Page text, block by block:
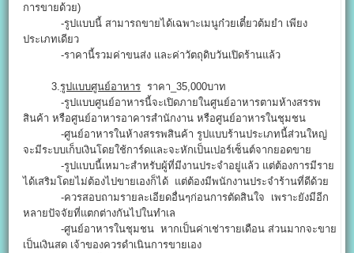
การขายด้วย)
-รูปแบบนี้ สามารถขายได้เฉพาะเมนูก๋วยเตี๋ยวต้มยำ เพียง
ประเภทเดียว
-ราคานี้รวมค่าขนส่ง และค่าวัตถุดิบวันเปิดร้านแล้ว
3.รูปแบบศูนย์อาหาร ราคา_35,000บาท
-รูปแบบศูนย์อาหารนี้จะเปิดภายในศูนย์อาหารตามห้างสรรพ
สินค้า หรือศูนย์อาหารอาคารสำนักงาน หรือศูนย์อาหารในชุมชน
-ศูนย์อาหารในห้างสรรพสินค้า รูปแบบร้านประเภทนี้ส่วนใหญ่
จะมีระบบเก็บเงินโดยใช้การ์ดและจะหักเป็นเปอร์เซ็นต์จากยอดขาย
-รูปแบบนี้เหมาะสำหรับผู้ที่มีงานประจำอยู่แล้ว แต่ต้องการมีราย
ได้เสริมโดยไม่ต้องไปขายเองก็ได้ แต่ต้องมีพนักงานประจำร้านที่ดีด้วย
-ควรสอบถามรายละเอียดอื่นๆก่อนการตัดสินใจ เพราะยังมีอีก
หลายปัจจัยที่แตกต่างกันไปในทำเล
-ศูนย์อาหารในชุมชน หากเป็นค่าเช่ารายเดือน ส่วนมากจะขาย
เป็นเงินสด เจ้าของควรดำเนินการขายเอง